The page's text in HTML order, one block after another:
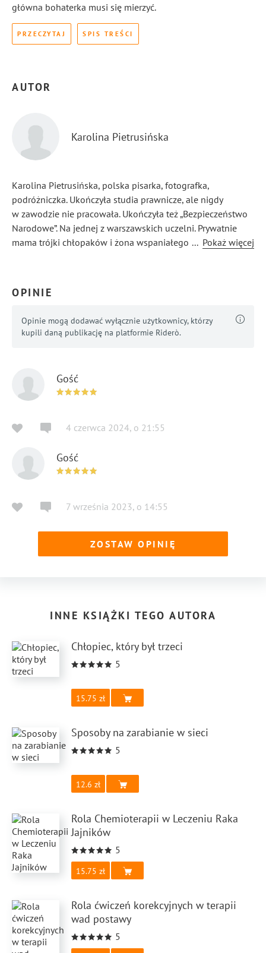
główna bohaterka musi się mierzyć.
PRZECZYTAJ SPIS TREŚCI
AUTOR
Karolina Pietrusińska
Karolina Pietrusińska, polska pisarka, fotografka,
podróżniczka. Ukończyła studia prawnicze, ale nigdy
w zawodzie nie pracowała. Ukończyła też „Bezpieczeństwo
Narodowe”. Na jednej z warszawskich uczelni. Prywatnie
mama trójki chłopaków i żona wspaniałego męża. Nie lubi
... Pokaż więcej
OPINIE
Opinie mogą dodawać wyłącznie użytkownicy, którzy
kupili daną publikację na platformie Riderò.
Gość
4 czerwca 2024, o 21:55
Gość
7 września 2023, o 14:55
ZOSTAW OPINIĘ
INNE KSIĄŻKI TEGO AUTORA
Chłopiec, który był trzeci
5
15.75
Sposoby na zarabianie w sieci
5
12.6
Rola Chemioterapii w Leczeniu Raka
Jajników
5
15.75
Rola ćwiczeń korekcyjnych w terapii
wad postawy
5